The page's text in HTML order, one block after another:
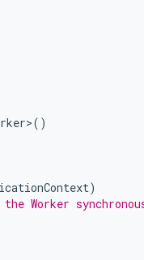
()
)
Worker